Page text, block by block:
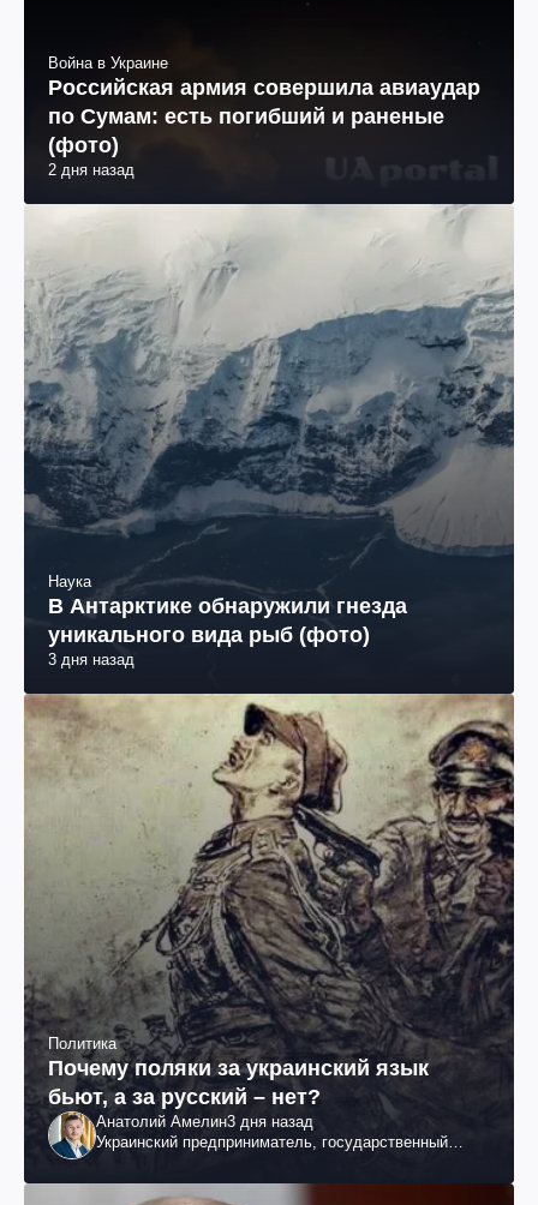
Война в Украине
Российская армия совершила авиаудар
по Сумам: есть погибший и раненые
(фото)
2 дня назад
Наука
В Антарктике обнаружили гнезда
уникального вида рыб (фото)
3 дня назад
Политика
Почему поляки за украинский язык
бьют, а за русский – нет?
Анатолий Амелин3 дня назад
Украинский предприниматель, государственный